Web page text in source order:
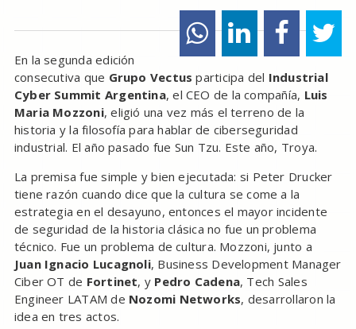
En la segunda edición
consecutiva que Grupo Vectus participa del Industrial
Cyber Summit Argentina, el CEO de la compañía, Luis
Maria Mozzoni, eligió una vez más el terreno de la
historia y la filosofía para hablar de ciberseguridad
industrial. El año pasado fue Sun Tzu. Este año, Troya.
La premisa fue simple y bien ejecutada: si Peter Drucker
tiene razón cuando dice que la cultura se come a la
estrategia en el desayuno, entonces el mayor incidente
de seguridad de la historia clásica no fue un problema
técnico. Fue un problema de cultura. Mozzoni, junto a
Juan Ignacio Lucagnoli, Business Development Manager
Ciber OT de Fortinet, y Pedro Cadena, Tech Sales
Engineer LATAM de Nozomi Networks, desarrollaron la
idea en tres actos.